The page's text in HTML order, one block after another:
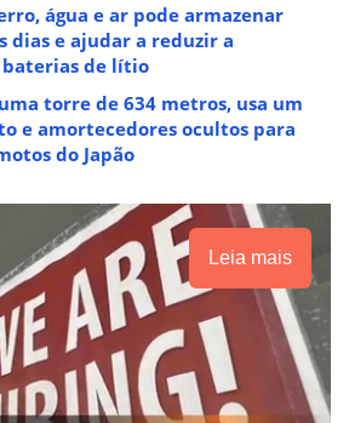
água e ar pode armazenar
dias e ajudar a reduzir a
baterias de lítio
torre de 634 metros, usa um
e amortecedores ocultos para
do Japão
Leia mais